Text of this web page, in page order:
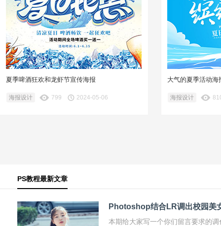
夏季啤酒狂欢和龙虾节宣传海报
海报设计 799 2024-05-06
大气的夏季活动
海报设计
PS教程最新文章
Photoshop结合LR调出校园美
本期给大家写一个你们留言要求的